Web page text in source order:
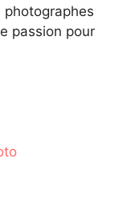
photographes
passion pour